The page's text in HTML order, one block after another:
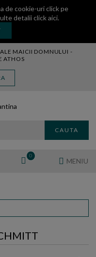
de cookie-uri click pe
detaliiclick aici.
MAICII DOMNULUI -
ATHOS
CAUTA
0
MENIU